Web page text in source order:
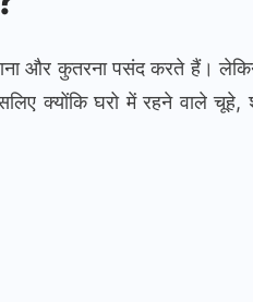
और कुतरना पसंद करते हैं।
क्योंकि घरो में रहने वाले